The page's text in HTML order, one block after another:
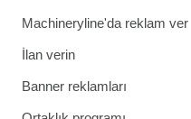
Machineryline'da reklam ver
İlan verin
Banner reklamları